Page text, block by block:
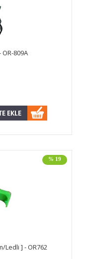
OR-809A
% 19
Ledli ] - OR762